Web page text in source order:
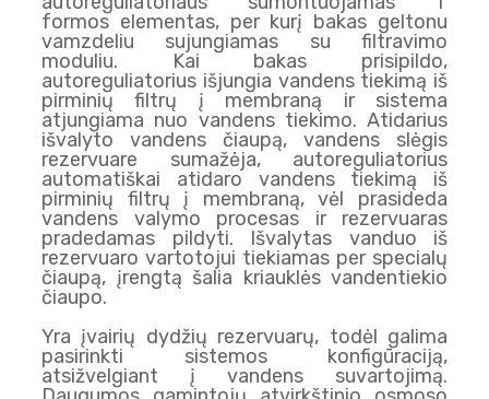
formos elementas, per kurį bakas geltonu
vamzdeliu sujungiamas su filtravimo
moduliu. Kai bakas prisipildo,
autoreguliatorius išjungia vandens tiekimą iš
pirminių filtrų į membraną ir sistema
atjungiama nuo vandens tiekimo. Atidarius
išvalyto vandens čiaupą, vandens slėgis
rezervuare sumažėja, autoreguliatorius
automatiškai atidaro vandens tiekimą iš
pirminių filtrų į membraną, vėl prasideda
vandens valymo procesas ir rezervuaras
pradedamas pildyti. Išvalytas vanduo iš
rezervuaro vartotojui tiekiamas per specialų
čiaupą, įrengtą šalia kriauklės vandentiekio
čiaupo.
Yra įvairių dydžių rezervuarų, todėl galima
pasirinkti sistemos konfigūraciją,
atsižvelgiant į vandens suvartojimą.